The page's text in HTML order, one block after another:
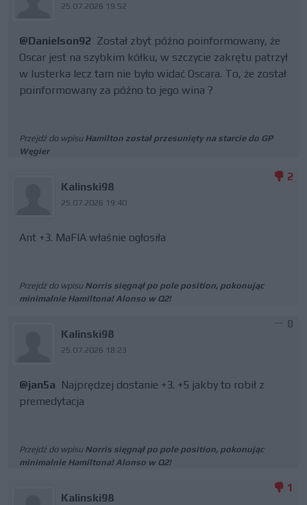
25.07.2026 19:52
@Danielson92 Został zbyt późno poinformowany, że
Oscar jest na szybkim kółku, w szczycie zakrętu patrzył
w lusterka lecz tam nie było widać Oscara. To, że został
poinformowany za późno to jego wina ?
Przejdź do wpisu Hamilton został przesunięty na starcie do GP
Węgier
Kalinski98
25.07.2026 19:40
2
Ant +3. MaFIA właśnie ogłosiła
Przejdź do wpisu Norris sięgnął po pole position, pokonując
minimalnie Hamiltona! Alonso w Q2!
Kalinski98
25.07.2026 18:23
0
@jan5a Najprędzej dostanie +3. +5 jakby to robił z
premedytacja
Przejdź do wpisu Norris sięgnął po pole position, pokonując
minimalnie Hamiltona! Alonso w Q2!
Kalinski98
1